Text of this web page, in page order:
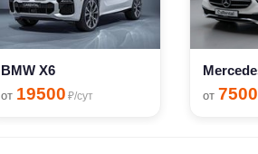
BMW X6
от 19500 ₽/сут от 7500